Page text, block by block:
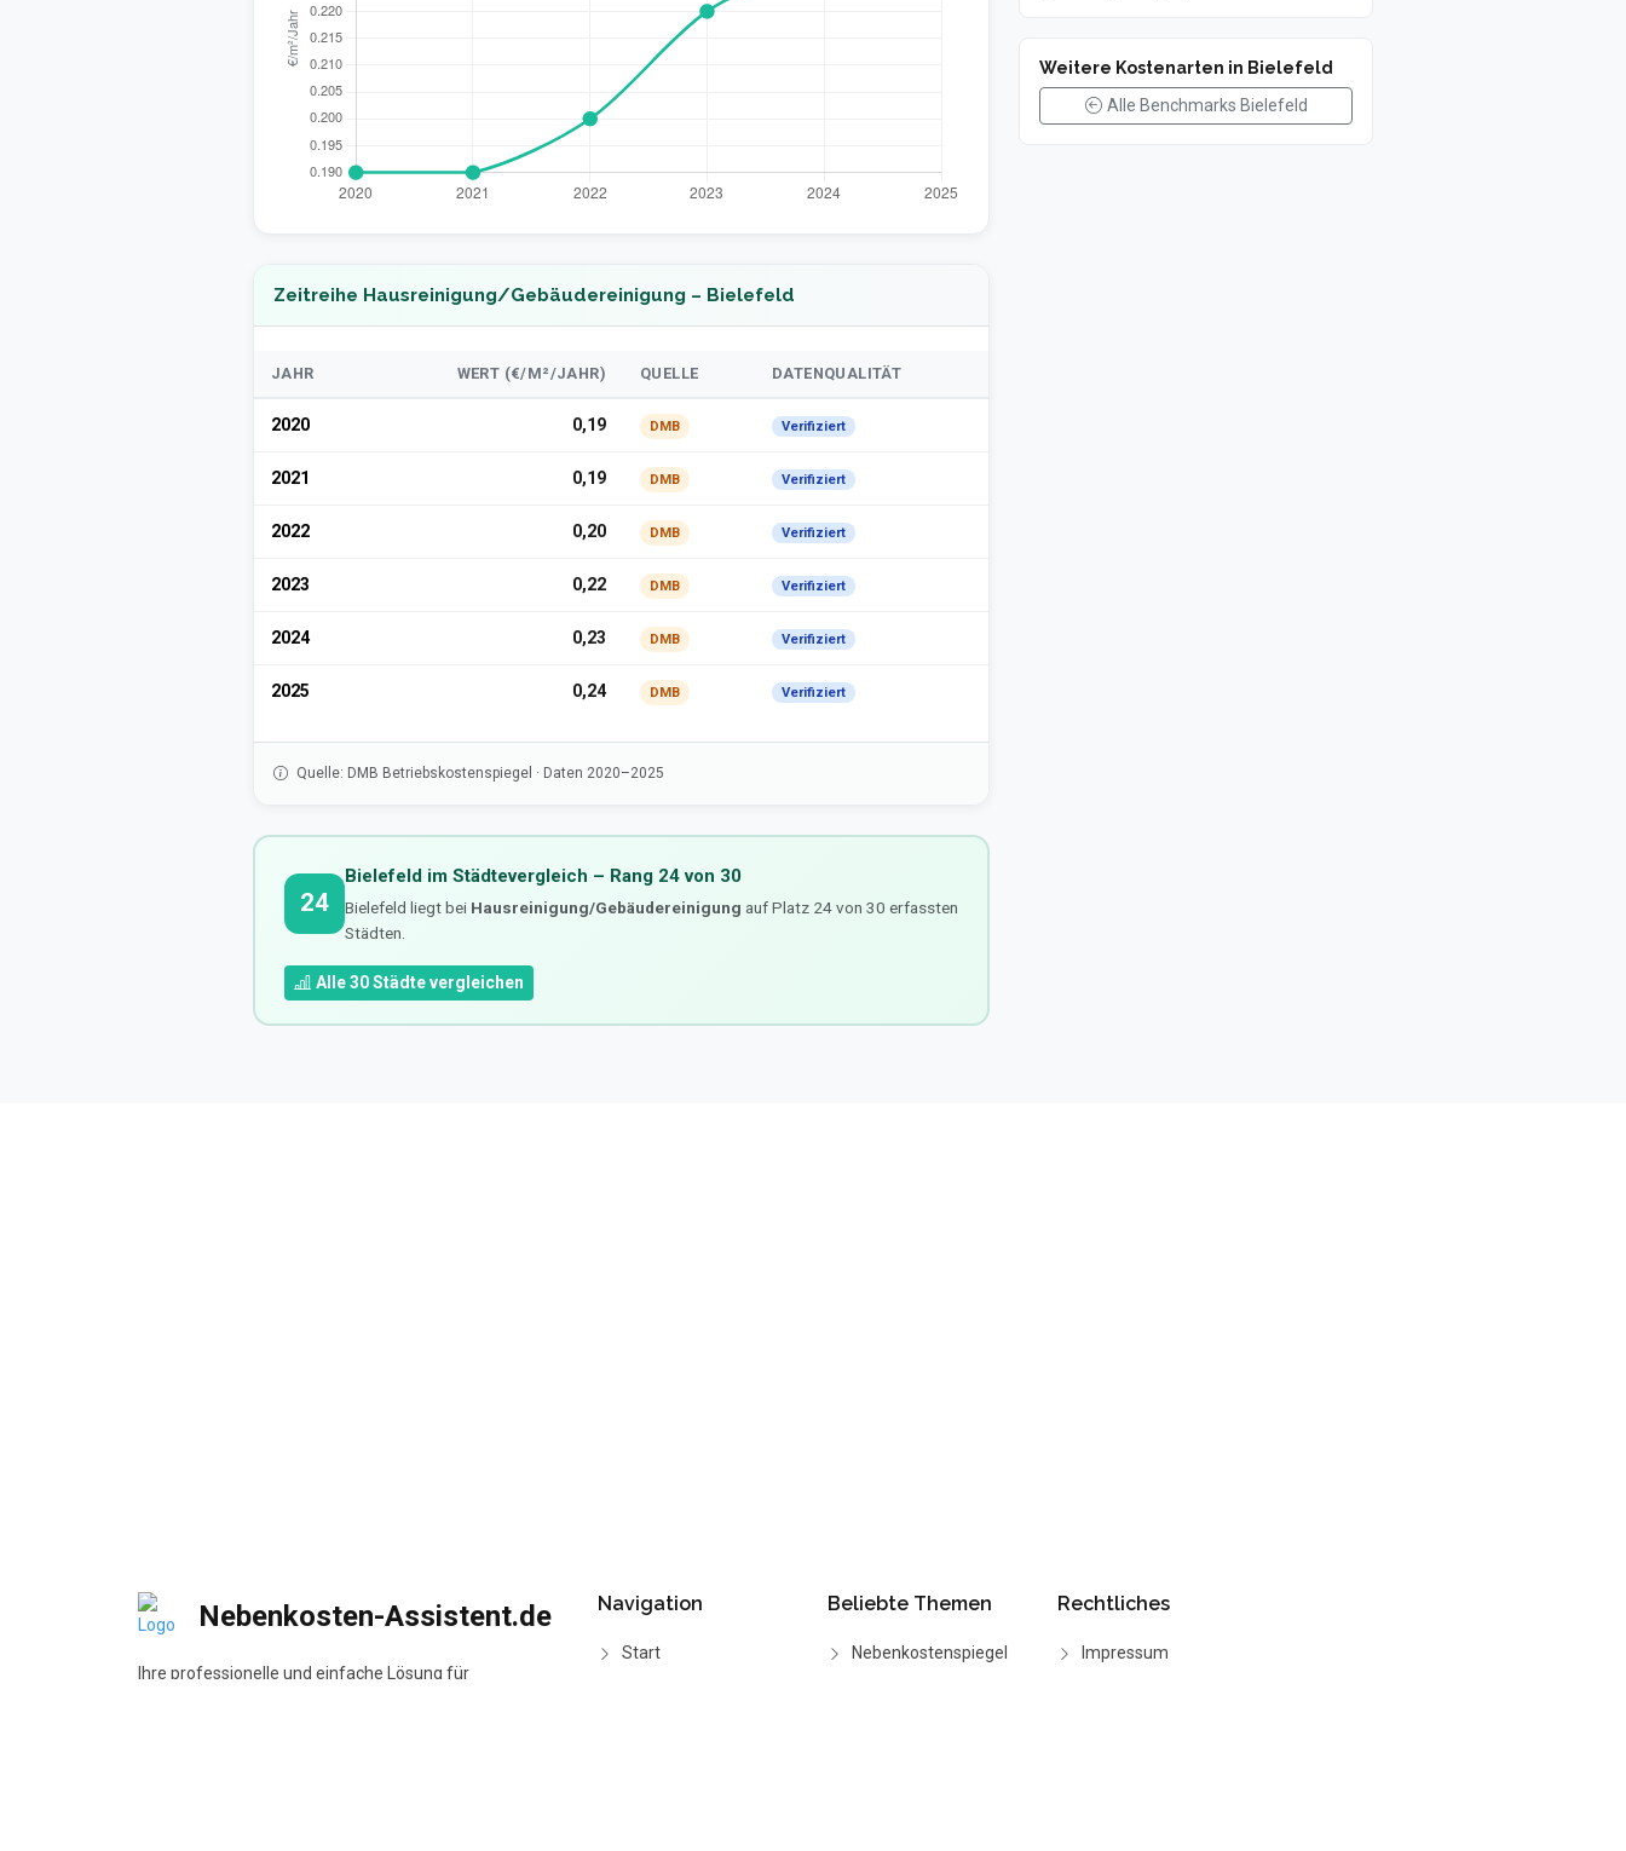
Zeitreihe Hausreinigung/Gebäudereinigung – Bielefeld
JAHR WERT (€/M²/JAHR) QUELLE DATENQUALITÄT
2020 0,19 DMB Verifiziert
2021 0,19 DMB Verifiziert
2022 0,20 DMB Verifiziert
2023 0,22 DMB Verifiziert
2024 0,23 DMB Verifiziert
2025 0,24 DMB Verifiziert
Quelle: DMB Betriebskostenspiegel · Daten 2020–2025
24
Bielefeld im Städtevergleich – Rang 24 von 30
Bielefeld liegt bei Hausreinigung/Gebäudereinigung auf Platz 24 von 30 erfassten
Städten.
Alle 30 Städte vergleichen
Weitere Kostenarten in Bielefeld
Alle Benchmarks Bielefeld
Nebenkosten-Assistent.de
Ihre professionelle und einfache Lösung für
Navigation
Start
Beliebte Themen
Nebenkostenspiegel
Rechtliches
Impressum